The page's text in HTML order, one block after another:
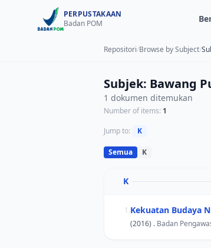
PERPUSTAKAAN
Badan POM
Repositori/Browse by Subject/
Subjek: Bawang
1 dokumen ditemukan
Number of items: 1
Jump to:
K
Semua K
K
1.Kekuatan Budaya
(2016) . Badan